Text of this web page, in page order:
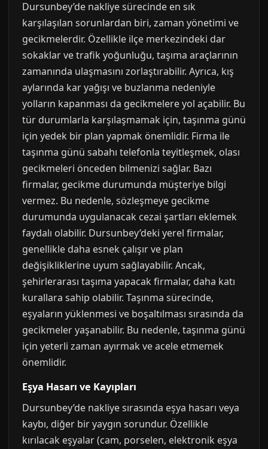
Dursunbey’de nakliye sürecinde en sık
karşılaşılan sorunlardan biri, zaman yönetimi ve
gecikmelerdir. Özellikle ilçe merkezindeki dar
sokaklar ve trafik yoğunluğu, taşıma araçlarının
zamanında ulaşmasını zorlaştırabilir. Ayrıca, kış
aylarında kar yağışı ve buzlanma nedeniyle
yolların kapanması da gecikmelere yol açabilir. Bu
tür durumlarla karşılaşmamak için, taşınma günü
için yedek bir plan yapmak önemlidir. Firma ile
taşınma günü sabahı telefonla teyitleşmek, olası
gecikmeleri önceden bilmenizi sağlar. Bazı
firmalar, gecikme durumunda müşteriye bilgi
vermez. Bu nedenle, sözleşmeye gecikme
durumunda uygulanacak cezai şartları eklemek
faydalı olabilir. Dursunbey’deki yerel firmalar,
genellikle daha esnek çalışır ve plan
değişikliklerine uyum sağlayabilir. Ancak,
şehirlerarası taşıma yapacak firmalar, daha katı
kurallara sahip olabilir. Taşınma sürecinde,
eşyaların yüklenmesi ve boşaltılması sırasında da
gecikmeler yaşanabilir. Bu nedenle, taşınma günü
için yeterli zaman ayırmak ve acele etmemek
önemlidir.
Eşya Hasarı ve Kayıpları
Dursunbey’de nakliye sırasında eşya hasarı veya
kaybı, diğer bir yaygın sorundur. Özellikle
kırılacak eşyalar (cam, porselen, elektronik eşya